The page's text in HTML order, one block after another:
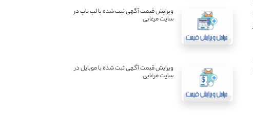
ویرایش قیمت آگهی ثبت شده با لپ تاپ در
سایت مرغابی
ویرایش قیمت آگهی ثبت شده با موبایل در
سایت مرغابی